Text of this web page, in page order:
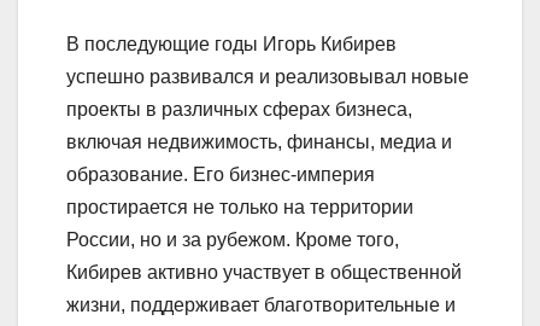
В последующие годы Игорь Кибирев
успешно развивался и реализовывал новые
проекты в различных сферах бизнеса,
включая недвижимость, финансы, медиа и
образование. Его бизнес-империя
простирается не только на территории
России, но и за рубежом. Кроме того,
Кибирев активно участвует в общественной
жизни, поддерживает благотворительные и